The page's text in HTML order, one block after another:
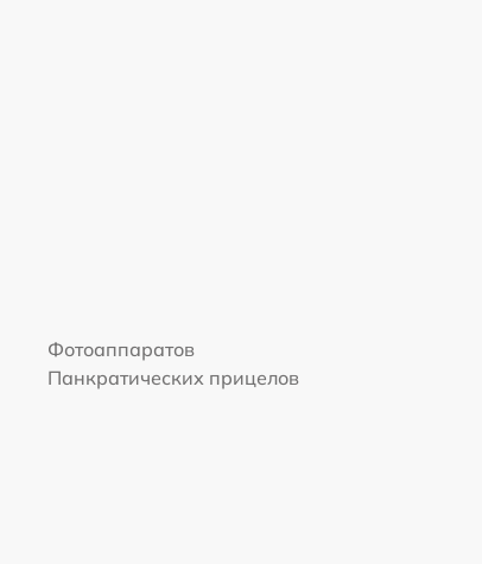
Фотоаппаратов
Панкратических прицелов